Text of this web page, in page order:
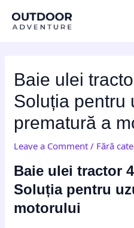
Baie ulei
Soluția pentru
prematură a
Leave a Comment / Fără
Baie ulei tractor
Soluția pentru
motorului
navigation